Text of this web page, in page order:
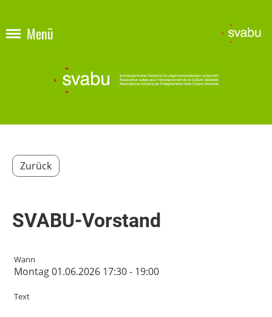
Menü
Zurück
SVABU-Vorstand
Wann
Montag 01.06.2026 17:30 - 19:00
Text